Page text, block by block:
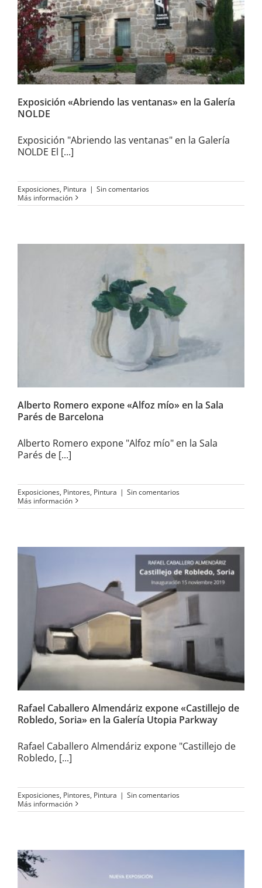
ventanas» en la Galería
NOLDE
Exposición «Abriendo las ventanas» en la Galería
NOLDE
Exposición "Abriendo las ventanas" en la Galería
NOLDE El [...]
Exposiciones, Pintura | Sin comentarios
Más información
Alberto Romero expone «Alfoz
mío» en la Sala Parés de
Barcelona
Alberto Romero expone «Alfoz mío» en la Sala
Parés de Barcelona
Alberto Romero expone "Alfoz mío" en la Sala
Parés de [...]
Exposiciones, Pintores, Pintura | Sin comentarios
Más información
Rafael Caballero Almendáriz
expone «Castillejo de Robledo,
Soria» en la Galería Utopia
Parkway
Rafael Caballero Almendáriz expone «Castillejo de
Robledo, Soria» en la Galería Utopia Parkway
Rafael Caballero Almendáriz expone "Castillejo de
Robledo, [...]
Exposiciones, Pintores, Pintura | Sin comentarios
Más información